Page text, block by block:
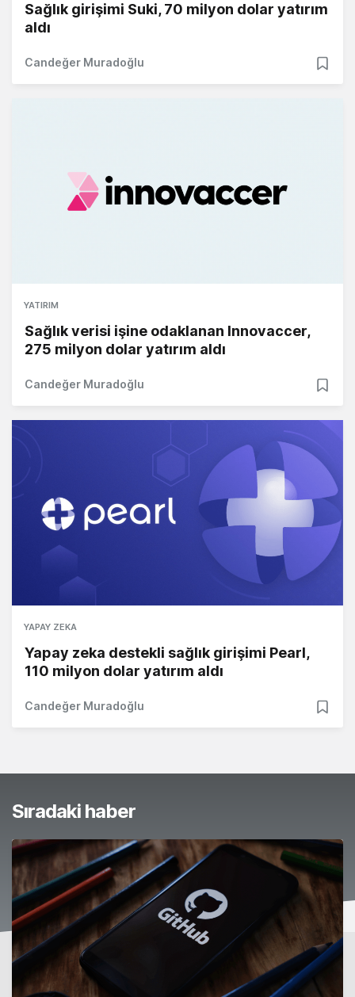
Sağlık girişimi Suki, 70 milyon dolar yatırım
aldı
Candeğer Muradoğlu
YATIRIM
Sağlık verisi işine odaklanan Innovaccer,
275 milyon dolar yatırım aldı
Candeğer Muradoğlu
YAPAY ZEKA
Yapay zeka destekli sağlık girişimi Pearl,
110 milyon dolar yatırım aldı
Candeğer Muradoğlu
Sıradaki haber